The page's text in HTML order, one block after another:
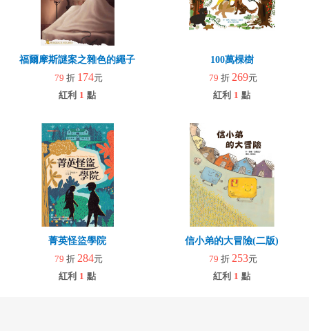
福爾摩斯謎案之雜色的繩子
79 折 174元
紅利 1 點
100萬棵樹
79 折 269元
紅利 1 點
菁英怪盜學院
79 折 284元
紅利 1 點
信小弟的大冒險(二版)
79 折 253元
紅利 1 點